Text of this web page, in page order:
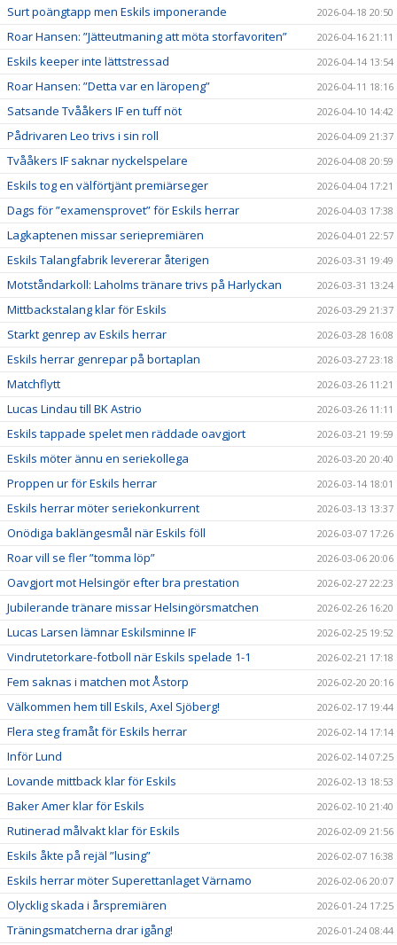
Surt poängtapp men Eskils imponerande 2026-04-18 20:50
Roar Hansen: ”Jätteutmaning att möta storfavoriten” 2026-04-16 21:11
Eskils keeper inte lättstressad 2026-04-14 13:54
Roar Hansen: ”Detta var en läropeng” 2026-04-11 18:16
Satsande Tvååkers IF en tuff nöt 2026-04-10 14:42
Pådrivaren Leo trivs i sin roll 2026-04-09 21:37
Tvååkers IF saknar nyckelspelare 2026-04-08 20:59
Eskils tog en välförtjänt premiärseger 2026-04-04 17:21
Dags för ”examensprovet” för Eskils herrar 2026-04-03 17:38
Lagkaptenen missar seriepremiären 2026-04-01 22:57
Eskils Talangfabrik levererar återigen 2026-03-31 19:49
Motståndarkoll: Laholms tränare trivs på Harlyckan 2026-03-31 13:24
Mittbackstalang klar för Eskils 2026-03-29 21:37
Starkt genrep av Eskils herrar 2026-03-28 16:08
Eskils herrar genrepar på bortaplan 2026-03-27 23:18
Matchflytt 2026-03-26 11:21
Lucas Lindau till BK Astrio 2026-03-26 11:11
Eskils tappade spelet men räddade oavgjort 2026-03-21 19:59
Eskils möter ännu en seriekollega 2026-03-20 20:40
Proppen ur för Eskils herrar 2026-03-14 18:01
Eskils herrar möter seriekonkurrent 2026-03-13 13:37
Onödiga baklängesmål när Eskils föll 2026-03-07 17:26
Roar vill se fler ”tomma löp” 2026-03-06 20:06
Oavgjort mot Helsingör efter bra prestation 2026-02-27 22:23
Jubilerande tränare missar Helsingörsmatchen 2026-02-26 16:20
Lucas Larsen lämnar Eskilsminne IF 2026-02-25 19:52
Vindrutetorkare-fotboll när Eskils spelade 1-1 2026-02-21 17:18
Fem saknas i matchen mot Åstorp 2026-02-20 20:16
Välkommen hem till Eskils, Axel Sjöberg! 2026-02-17 19:44
Flera steg framåt för Eskils herrar 2026-02-14 17:14
Inför Lund 2026-02-14 07:25
Lovande mittback klar för Eskils 2026-02-13 18:53
Baker Amer klar för Eskils 2026-02-10 21:40
Rutinerad målvakt klar för Eskils 2026-02-09 21:56
Eskils åkte på rejäl ”lusing” 2026-02-07 16:38
Eskils herrar möter Superettanlaget Värnamo 2026-02-06 20:07
Olycklig skada i årspremiären 2026-01-24 17:25
Träningsmatcherna drar igång! 2026-01-24 08:44